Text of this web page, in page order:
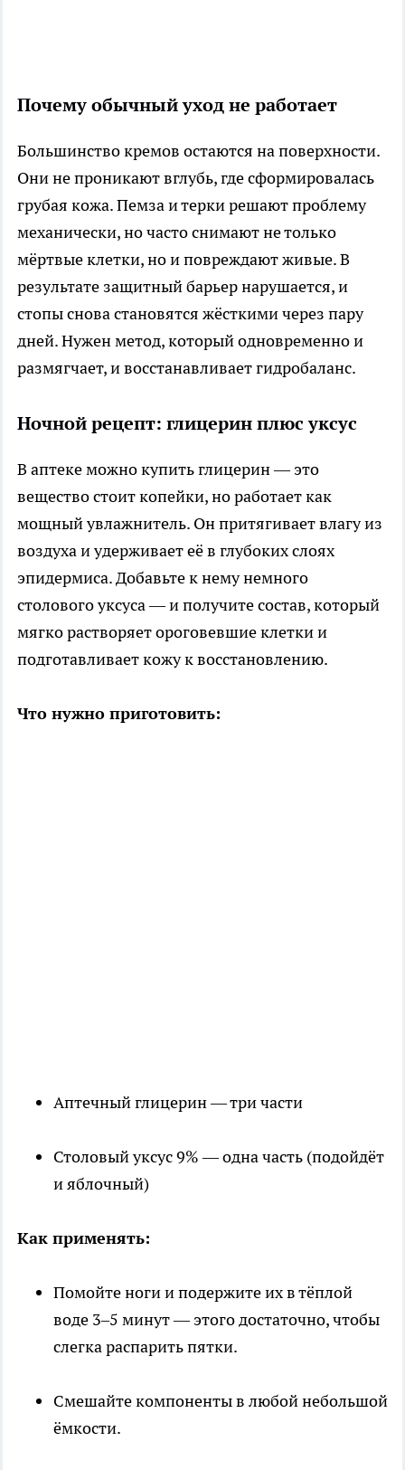
Почему обычный уход не работает
Большинство кремов остаются на поверхности.
Они не проникают вглубь, где сформировалась
грубая кожа. Пемза и терки решают проблему
механически, но часто снимают не только
мёртвые клетки, но и повреждают живые. В
результате защитный барьер нарушается, и
стопы снова становятся жёсткими через пару
дней. Нужен метод, который одновременно и
размягчает, и восстанавливает гидробаланс.
Ночной рецепт: глицерин плюс уксус
В аптеке можно купить глицерин — это
вещество стоит копейки, но работает как
мощный увлажнитель. Он притягивает влагу из
воздуха и удерживает её в глубоких слоях
эпидермиса. Добавьте к нему немного
столового уксуса — и получите состав, который
мягко растворяет ороговевшие клетки и
подготавливает кожу к восстановлению.
Что нужно приготовить:
Аптечный глицерин — три части
Столовый уксус 9% — одна часть (подойдёт
и яблочный)
Как применять:
Помойте ноги и подержите их в тёплой
воде 3–5 минут — этого достаточно, чтобы
слегка распарить пятки.
Смешайте компоненты в любой небольшой
ёмкости.